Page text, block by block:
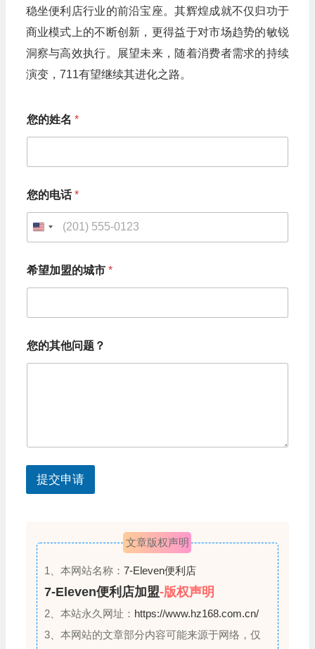
稳坐便利店行业的前沿宝座。其辉煌成就不仅归功于
商业模式上的不断创新，更得益于对市场趋势的敏锐
洞察与高效执行。展望未来，随着消费者需求的持续
演变，711有望继续其进化之路。
您的姓名 *
您的电话*
U
i
e
d
e
s
+
希望加盟的城市 *
的
电
姓
名
您的其他问题？
提交申请
文章版权声明
1、本网站名称： 7-Eleven便利店
7-Eleven便利店加盟-版权声明
2、本站永久网址： https://www.hz168.com.cn/
3、本网站的文章部分内容可能来源于网络，仅